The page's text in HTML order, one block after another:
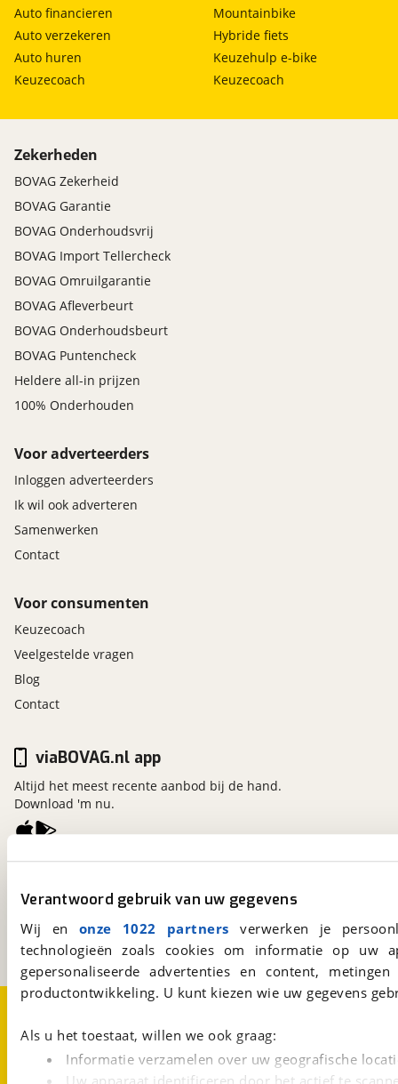
Verantwoord gebruik van uw gegevens
Wij en onze 1022 partners verwerken je
technologieën zoals cookies om informatie op
gepersonaliseerde advertenties en content,
productontwikkeling. U kunt kiezen wie uw gegevens
Als u het toestaat, willen we ook graag:
Informatie verzamelen over uw geografische
Auto financieren
Auto verzekeren
Auto huren
Keuzecoach
Mountainbike
Hybride fiets
Keuzehulp e-bike
Keuzecoach
Zekerheden
BOVAG Zekerheid
BOVAG Garantie
BOVAG Onderhoudsvrij
BOVAG Import Tellercheck
BOVAG Omruilgarantie
BOVAG Afleverbeurt
BOVAG Onderhoudsbeurt
BOVAG Puntencheck
Heldere all-in prijzen
100% Onderhouden
Voor adverteerders
Inloggen adverteerders
Ik wil ook adverteren
Samenwerken
Contact
Voor consumenten
Keuzecoach
Veelgestelde vragen
Blog
Contact
Kosterijland15
Bunnik
Een initiatief van
BOVAG
viaBOVAG.nl app
Altijd het meest recente aanbod bij de hand.
Download 'm nu.
Over viaBOVAG.nl
Disclaimer- en Privacyverklaring